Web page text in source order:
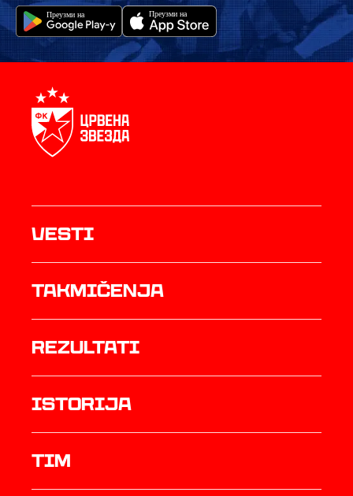
Vesti
Takmičenja
rezultati
istorija
TIM